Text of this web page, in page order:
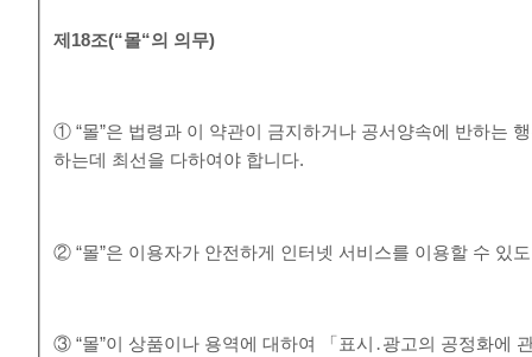
제 18조(“몰“의 의무)
① “몰”은 법령과 이 약관이 금지하거나 공서양속에 반하는
하는데 최선을 다하여야 합니다.
② “몰”은 이용자가 안전하게 인터넷 서비스를 이용할 수 있
③ “몰”이 상품이나 용역에 대하여 「표시․광고의 공정화에